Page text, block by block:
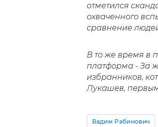
отметился
охваченного
сравнение
В то же время в
платформа - За
избранников,
Лукашев,
Вадим Рабинович